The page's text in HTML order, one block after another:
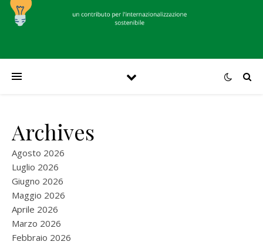
Archives
Agosto 2026
Luglio 2026
Giugno 2026
Maggio 2026
Aprile 2026
Marzo 2026
Febbraio 2026